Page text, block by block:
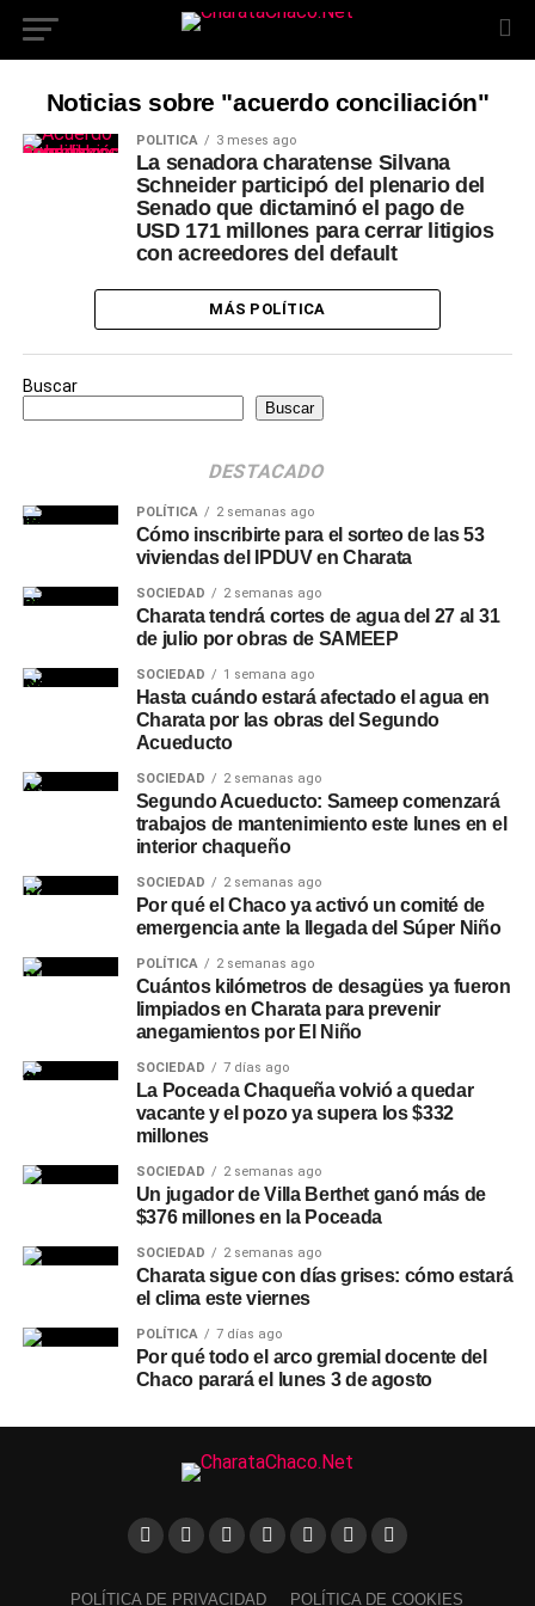
Noticias sobre "acuerdo conciliación"
POLÍTICA 3 meses ago
La senadora charatense Silvana
Schneider participó del plenario del
Senado que dictaminó el pago de
USD 171 millones para cerrar litigios
con acreedores del default
MÁS POLÍTICA
Buscar
Buscar
DESTACADO
POLÍTICA 2 semanas ago
Cómo inscribirte para el sorteo de las 53
viviendas del IPDUV en Charata
SOCIEDAD 2 semanas ago
Charata tendrá cortes de agua del 27 al 31
de julio por obras de SAMEEP
SOCIEDAD 1 semana ago
Hasta cuándo estará afectado el agua en
Charata por las obras del Segundo
Acueducto
SOCIEDAD 2 semanas ago
Segundo Acueducto: Sameep comenzará
trabajos de mantenimiento este lunes en el
interior chaqueño
SOCIEDAD 2 semanas ago
Por qué el Chaco ya activó un comité de
emergencia ante la llegada del Súper Niño
POLÍTICA 2 semanas ago
Cuántos kilómetros de desagües ya fueron
limpiados en Charata para prevenir
anegamientos por El Niño
SOCIEDAD 7 días ago
La Poceada Chaqueña volvió a quedar
vacante y el pozo ya supera los $332
millones
SOCIEDAD 2 semanas ago
Un jugador de Villa Berthet ganó más de
$376 millones en la Poceada
SOCIEDAD 2 semanas ago
Charata sigue con días grises: cómo estará
el clima este viernes
POLÍTICA 7 días ago
Por qué todo el arco gremial docente del
Chaco parará el lunes 3 de agosto
POLÍTICA DE PRIVACIDAD POLÍTICA DE COOKIES